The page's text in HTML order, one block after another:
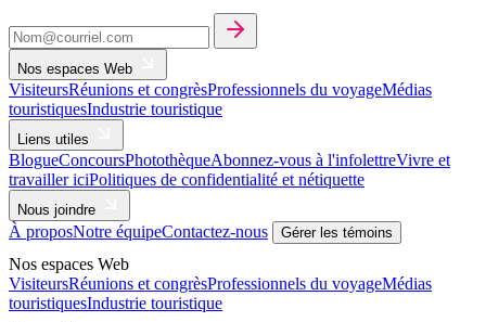
Nos espaces Web
VisiteursRéunions et congrèsProfessionnels du voyageMédias
touristiquesIndustrie touristique
Liens utiles
BlogueConcoursPhotothèqueAbonnez-vous à l'infolettreVivre et
travailler iciPolitiques de confidentialité et nétiquette
Nous joindre
À proposNotre équipeContactez-nous Gérer les témoins
Nos espaces Web
VisiteursRéunions et congrèsProfessionnels du voyageMédias
touristiquesIndustrie touristique